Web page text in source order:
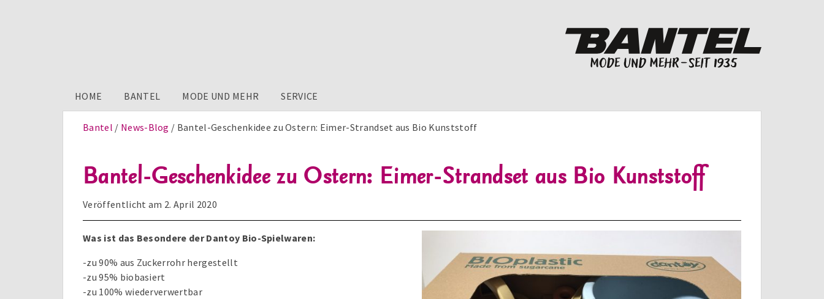
HOME BANTEL MODE UND MEHR SERVICE
Bantel News-Blog Bantel-Geschenkidee zu Ostern: Eimer-Strandset aus Bio Kunststoff
Bantel-Geschenkidee zu Ostern: Eimer-Strandset aus Bio Kunststoff
Veröffentlicht am 2. April 2020
Was ist das Besondere der Dantoy Bio-Spielwaren:
-zu 90% aus Zuckerrohr hergestellt
-zu 95% biobasiert
-zu 100% wiederverwertbar